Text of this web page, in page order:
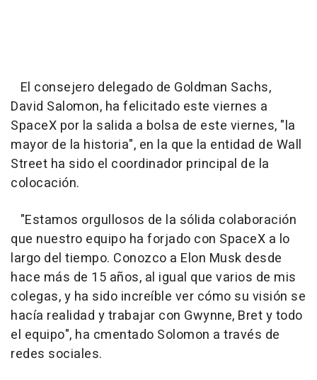
El consejero delegado de Goldman Sachs,
David Salomon, ha felicitado este viernes a
SpaceX por la salida a bolsa de este viernes, "la
mayor de la historia", en la que la entidad de Wall
Street ha sido el coordinador principal de la
colocación.
"Estamos orgullosos de la sólida colaboración
que nuestro equipo ha forjado con SpaceX a lo
largo del tiempo. Conozco a Elon Musk desde
hace más de 15 años, al igual que varios de mis
colegas, y ha sido increíble ver cómo su visión se
hacía realidad y trabajar con Gwynne, Bret y todo
el equipo", ha cmentado Solomon a través de
redes sociales.